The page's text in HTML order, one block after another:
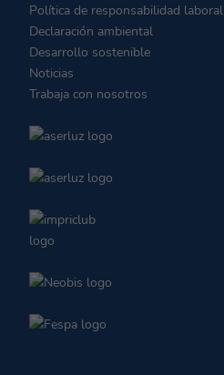
Política de responsabilidad laboral
Declaración ambiental
Desarrollo sostenible
Noticias
Trabaja con nosotros